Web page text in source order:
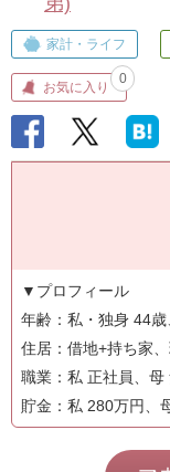
家計・ライフ
お気に入り
0
▼プロフィール
年齢：私・独身 44
住居：借地+持ち家
職業：私 正社員、母
貯金：私 280万円、